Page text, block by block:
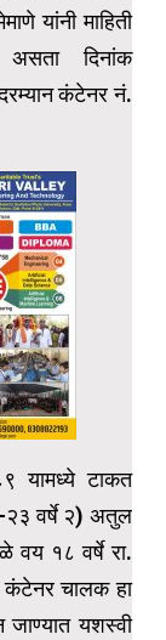
यांनी माहिती
दिनांक
कंटेनर नं.
यामध्ये टाकत
वर्षे २) अतुल
वय १८ वर्षे रा.
चालक हा
जाण्यात यशस्वी